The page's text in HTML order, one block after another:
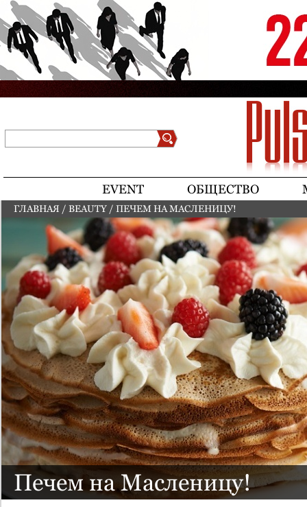
Jump to navigation
EVENT ОБЩЕСТВО
ВЫ ЗДЕСЬ
ГЛАВНАЯ / BEAUTY / ПЕЧЕМ НА МАСЛЕНИЦУ!
Печем на Масленицу!